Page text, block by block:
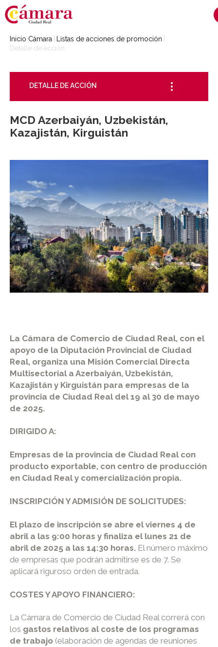
Inicio Cámara
Listas de acciones de promoción
Detalle de acción
DETALLE DE ACCIÓN
MCD Azerbaiyán, Uzbekistán,
Kazajistán, Kirguistán
La Cámara de Comercio de Ciudad Real, con el
apoyo de la Diputación Provincial de Ciudad
Real, organiza una Misión Comercial Directa
Multisectorial a Azerbaiyán, Uzbekistán,
Kazajistán y Kirguistán para empresas de la
provincia de Ciudad Real del 19 al 30 de mayo
de 2025.
DIRIGIDO A:
Empresas de la provincia de Ciudad Real con
producto exportable, con centro de producción
en Ciudad Real y comercialización propia.
INSCRIPCIÓN Y ADMISIÓN DE SOLICITUDES:
El plazo de inscripción se abre el viernes 4 de
abril a las 9:00 horas y finaliza el lunes 21 de
abril de 2025 a las 14:30 horas. El número máximo
de empresas que podrán admitirse es de 7. Se
aplicará riguroso orden de entrada.
COSTES Y APOYO FINANCIERO:
La Cámara de Comercio de Ciudad Real correrá con
los gastos relativos al coste de los programas
de trabajo (elaboración de agendas de reuniones